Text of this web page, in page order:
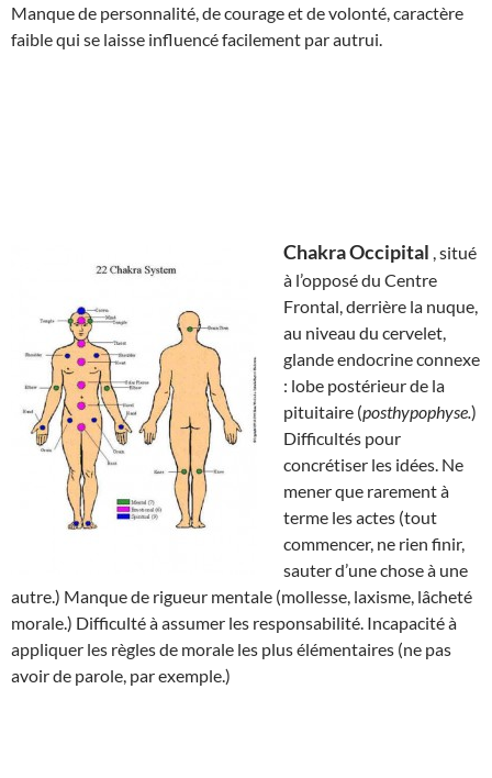
Manque de personnalité, de courage et de volonté, caractère
faible qui se laisse influencé facilement par autrui.
Chakra Occipital , situé
à l’opposé du Centre
Frontal, derrière la nuque,
au niveau du cervelet,
glande endocrine connexe
: lobe postérieur de la
pituitaire (posthypophyse.)
Difficultés pour
concrétiser les idées. Ne
mener que rarement à
terme les actes (tout
commencer, ne rien finir,
sauter d’une chose à une
autre.) Manque de rigueur mentale (mollesse, laxisme, lâcheté
morale.) Difficulté à assumer les responsabilité. Incapacité à
appliquer les règles de morale les plus élémentaires (ne pas
avoir de parole, par exemple.)